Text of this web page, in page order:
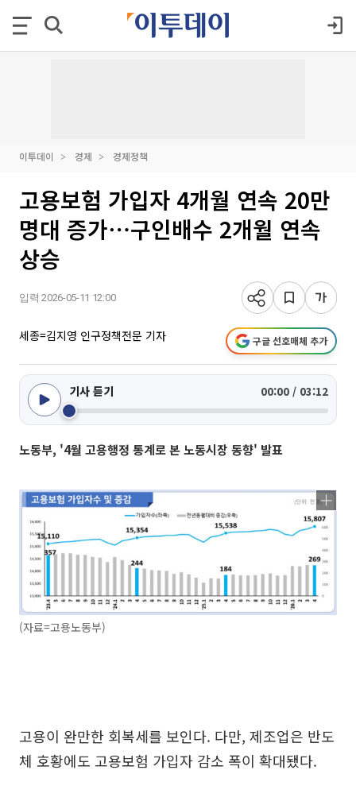
이투데이 경제 경제정책
고용보험 가입자 4개월 연속 20만
명대 증가⋯구인배수 2개월 연속
상승
입력 2026-05-11 12:00
세종=김지영 인구정책전문 기자 구글 선호매체 추가
기사 듣기 00:00 / 03:12
노동부, '4월 고용행정 통계로 본 노동시장 동향' 발표
(자료=고용노동부)
고용이 완만한 회복세를 보인다. 다만, 제조업은 반도
체 호황에도 고용보험 가입자 감소 폭이 확대됐다.